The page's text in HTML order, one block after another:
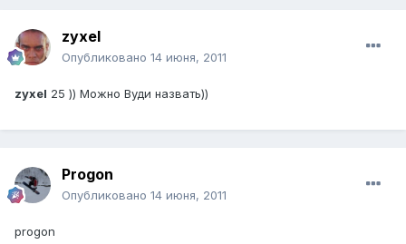
zyxel
Опубликовано 14 июня, 2011
zyxel 25 )) Можно Вуди назвать))
Progon
Опубликовано 14 июня, 2011
progon